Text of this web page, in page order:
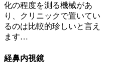
化の程度を測る機械があ
り、クリニックで置いてい
るのは比較的珍しいと言え
ます…
経鼻内視鏡